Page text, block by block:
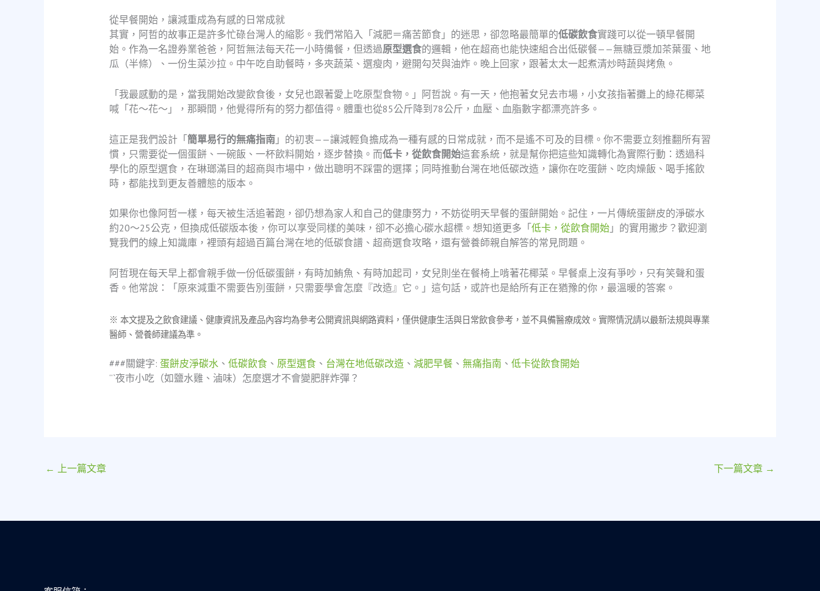
從早餐開始，讓減重成為有感的日常成就
其實，阿哲的故事正是許多忙碌台灣人的縮影。我們常陷入「減肥＝痛苦節食」的迷思，卻忽略最簡單的低碳飲食實踐可以從一頓早餐開
始。作為一名證券業爸爸，阿哲無法每天花一小時備餐，但透過原型選食的邏輯，他在超商也能快速組合出低碳餐——無糖豆漿加茶葉蛋、地
瓜（半條）、一份生菜沙拉。中午吃自助餐時，多夾蔬菜、選瘦肉，避開勾芡與油炸。晚上回家，跟著太太一起煮清炒時蔬與烤魚。
「我最感動的是，當我開始改變飲食後，女兒也跟著愛上吃原型食物。」阿哲說。有一天，他抱著女兒去市場，小女孩指著攤上的綠花椰菜
喊「花～花～」，那瞬間，他覺得所有的努力都值得。體重也從85公斤降到78公斤，血壓、血脂數字都漂亮許多。
這正是我們設計「簡單易行的無痛指南」的初衷——讓減輕負擔成為一種有感的日常成就，而不是遙不可及的目標。你不需要立刻推翻所有習
慣，只需要從一個蛋餅、一碗飯、一杯飲料開始，逐步替換。而低卡，從飲食開始這套系統，就是幫你把這些知識轉化為實際行動：透過科
學化的原型選食，在琳瑯滿目的超商與市場中，做出聰明不踩雷的選擇；同時推動台灣在地低碳改造，讓你在吃蛋餅、吃肉燥飯、喝手搖飲
時，都能找到更友善體態的版本。
如果你也像阿哲一樣，每天被生活追著跑，卻仍想為家人和自己的健康努力，不妨從明天早餐的蛋餅開始。記住，一片傳統蛋餅皮的淨碳水
約20～25公克，但換成低碳版本後，你可以享受同樣的美味，卻不必擔心碳水超標。想知道更多「 低卡，從飲食開始」的實用撇步？歡迎瀏
覽我們的線上知識庫，裡頭有超過百篇台灣在地的低碳食譜、超商選食攻略，還有營養師親自解答的常見問題。
阿哲現在每天早上都會親手做一份低碳蛋餅，有時加鮪魚、有時加起司，女兒則坐在餐椅上啃著花椰菜。早餐桌上沒有爭吵，只有笑聲和蛋
香。他常說：「原來減重不需要告別蛋餅，只需要學會怎麼『改造』它。」這句話，或許也是給所有正在猶豫的你，最溫暖的答案。
※ 本文提及之飲食建議、健康資訊及產品內容均為參考公開資訊與網路資料，僅供健康生活與日常飲食參考，並不具備醫療成效。實際情況請以最新法規與專業
醫師、營養師建議為準。
###關鍵字: 蛋餅皮淨碳水 、 低碳飲食、 原型選食、 台灣在地低碳改造 、 減肥早餐 、 無痛指南 、 低卡從飲食開始
“`夜市小吃（如鹽水雞、滷味）怎麼選才不會變肥胖炸彈？
← 上一篇文章 下一篇文章 →